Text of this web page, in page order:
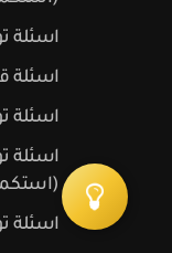
اسئلة
اسئلة
اسئلة
اسئلة
اسئلة